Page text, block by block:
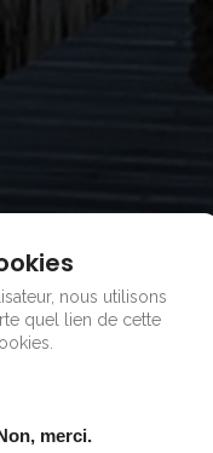
legales
- Vauvert. Tous
nous utilisons
quel lien de cette
merci.